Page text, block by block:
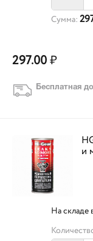
Сумма:
297.00₽
Бесплатная
и
На складе